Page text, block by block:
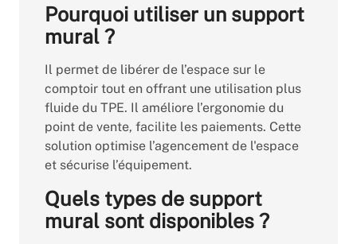
Pourquoi utiliser un support
mural ?
Il permet de libérer de l’espace sur le
comptoir tout en offrant une utilisation plus
fluide du TPE. Il améliore l’ergonomie du
point de vente, facilite les paiements. Cette
solution optimise l’agencement de l'espace
et sécurise l’équipement.
Quels types de support
mural sont disponibles ?